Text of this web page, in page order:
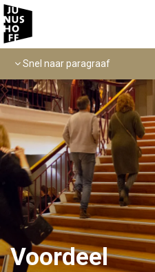
Snel naar paragraaf
Voordeel